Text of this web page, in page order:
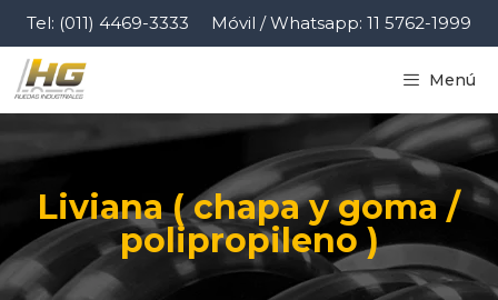
Tel: (011) 4469-3333 Móvil / Whatsapp: 11 5762-1999
Menú
Liviana ( chapa y goma /
polipropileno )